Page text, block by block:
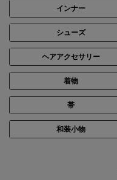
インナー
シューズ
ヘアアクセサリー
着物
帯
和装小物